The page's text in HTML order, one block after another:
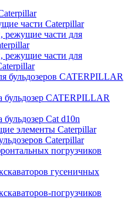
части Caterpillar
режущие части для
режущие части для
бульдозеров CATERPILLAR
бульдозер CATERPILLAR
бульдозер Сat d10n
элементы Caterpillar
Caterpillar
погрузчиков
гусеничных
погрузчиков